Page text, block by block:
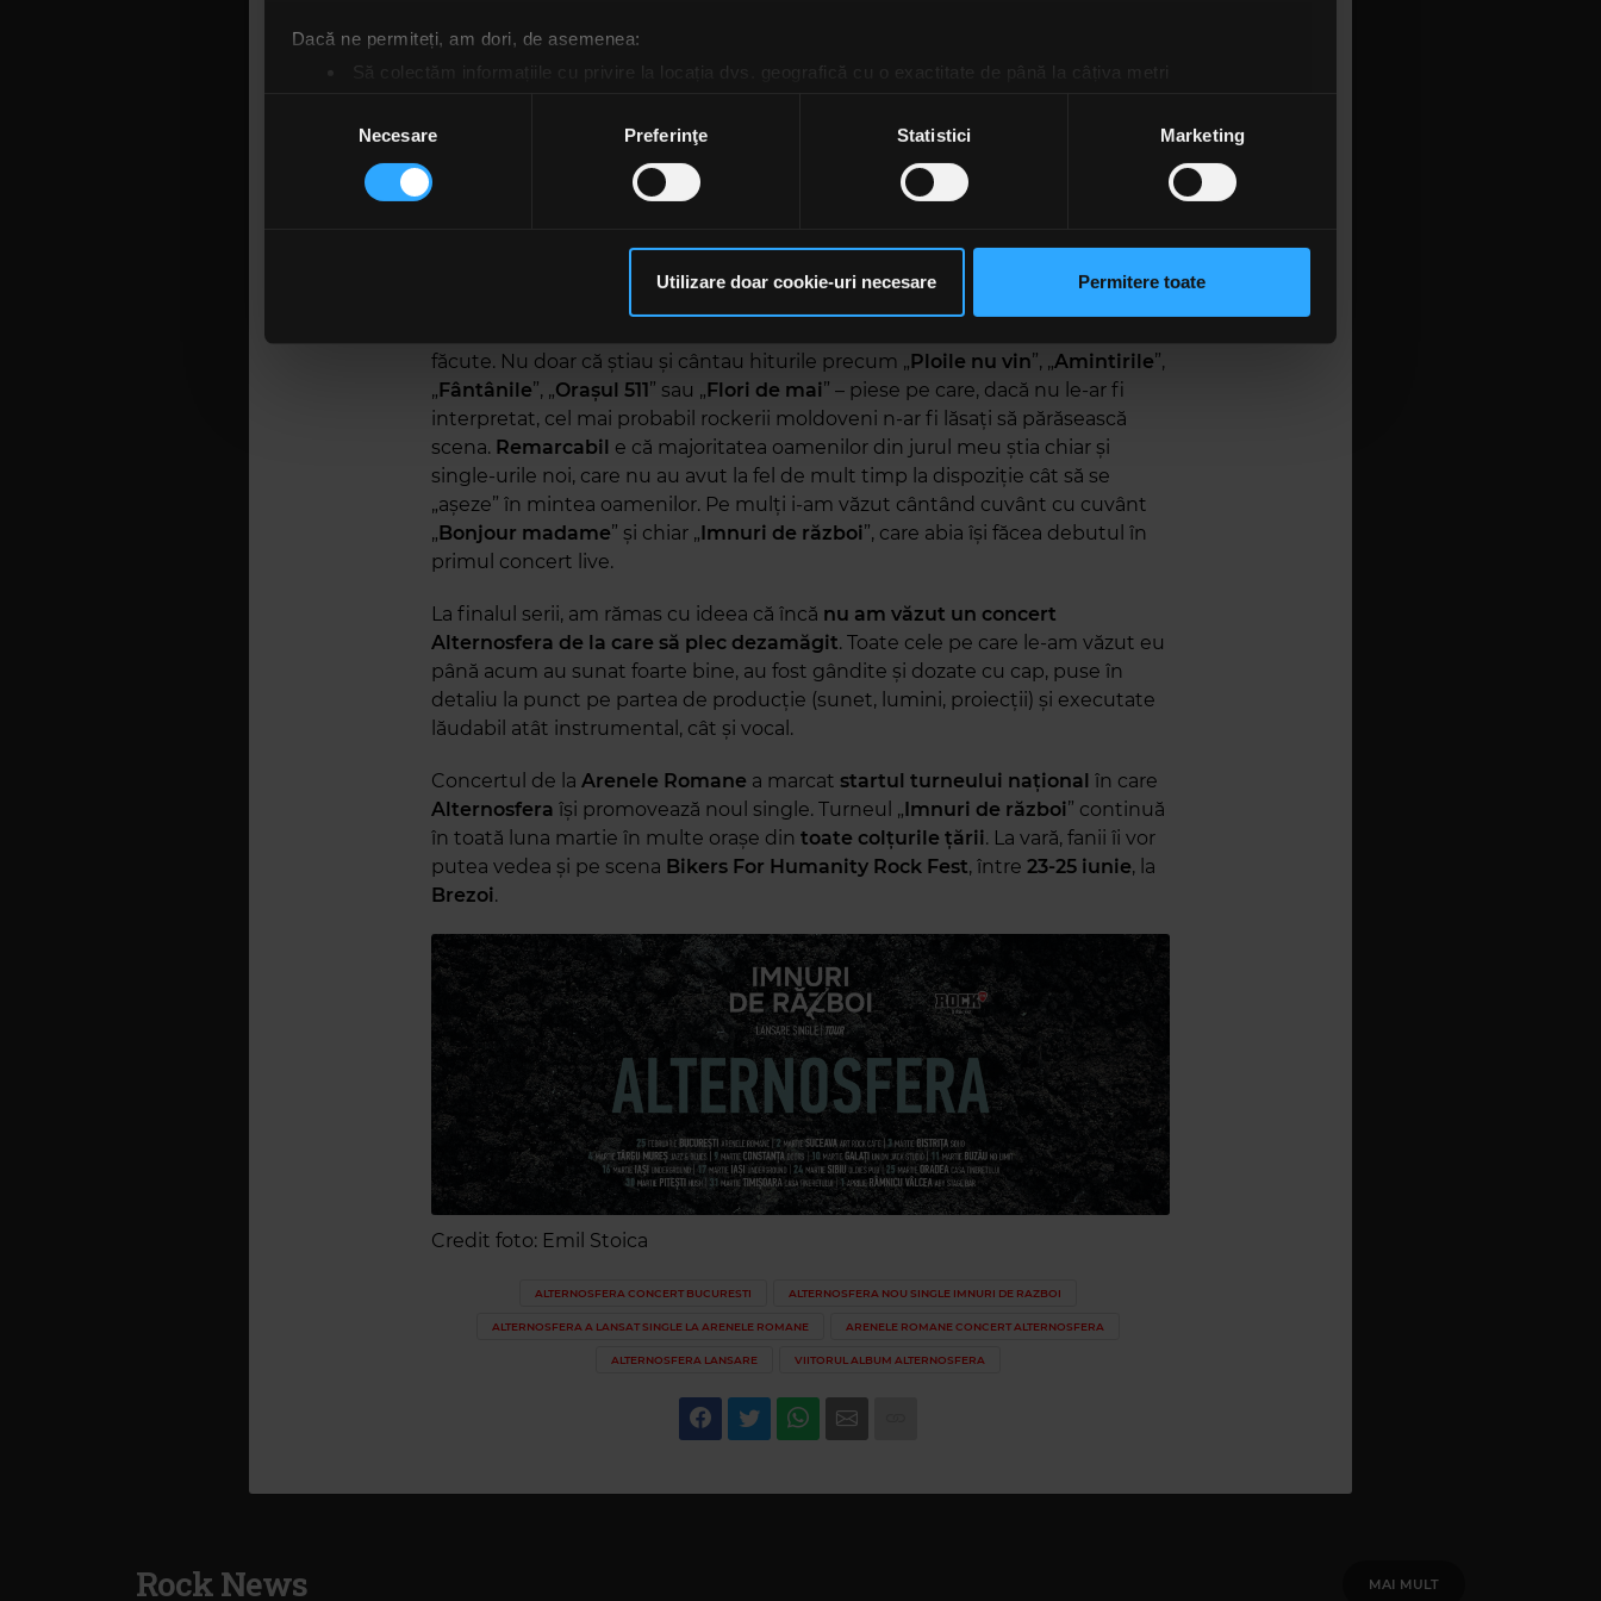
Dacă ne permiteți, am dori, de asemenea:
Să colectăm informațiile cu privire la locația dvs. geografică cu o exactitate de până la câțiva metri
Găsiți mai multe informații despre procesarea datelor dvs. personale și configurați-vă preferințele la
secțiunea cu detalii
Vă puteți modifica sau retrage oricând acordul din Declarația despre modulele cookie.
traficul. De asemenea, le oferim partenerilor de rețele sociale, de publicitate și de analize informații cu privire la modul în
care folosiți site-ul nostru. Aceștia le pot combina cu alte informații oferite de dvs. sau culese în urma folosirii serviciilor
consimțământului
Necesare Preferinţe Statistici Marketing
Utilizare doar cookie-uri necesare Permitere toate
poezie, dacă dăm la o parte muzica. În același timp, e greu să nu remarci
bucățile instrumentale de o frumusețe aparte, cum e finalul baladei
Un alt aspect care m-a surprins la
a fost să văd cât de dedicată e
comunitatea lor de fani. În primul rând, când am ajuns la Arenele Romane,
aproape m-am simțit prost că eram printre singurii care nu purta un tricou
venit Iron Maiden sau Kiss în România și oriunde priveam, erau fani cu
tricourile trupelor respective.
făcute. Nu doar că știau și cântau hiturile precum „Ploile nu vin”, „Amintirile”,
„Fântânile”, „Orașul 511” sau „Flori de mai” – piese pe care, dacă nu le-ar fi
interpretat, cel mai probabil rockerii moldoveni n-ar fi lăsați să părăsească
scena. Remarcabil e că majoritatea oamenilor din jurul meu știa chiar și
single-urile noi, care nu au avut la fel de mult timp la dispoziție cât să se
„așeze” în mintea oamenilor. Pe mulți i-am văzut cântând cuvânt cu cuvânt
„Bonjour madame” și chiar „Imnuri de război”, care abia își făcea debutul în
primul concert live.
La finalul serii, am rămas cu ideea că încă nu am văzut un concert
Alternosfera de la care să plec dezamăgit. Toate cele pe care le-am văzut eu
până acum au sunat foarte bine, au fost gândite și dozate cu cap, puse în
detaliu la punct pe partea de producție (sunet, lumini, proiecții) și executate
lăudabil atât instrumental, cât și vocal.
Concertul de la Arenele Romane a marcat startul turneului național în care
Alternosfera își promovează noul single. Turneul „Imnuri de război” continuă
în toată luna martie în multe orașe din toate colțurile țării. La vară, fanii îi vor
putea vedea și pe scena Bikers For Humanity Rock Fest, între 23-25 iunie, la
Brezoi.
Credit foto: Emil Stoica
ALTERNOSFERA CONCERT BUCURESTI ALTERNOSFERA NOU SINGLE IMNURI DE RAZBOI
ALTERNOSFERA A LANSAT SINGLE LA ARENELE ROMANE ARENELE ROMANE CONCERT ALTERNOSFERA
ALTERNOSFERA LANSARE VIITORUL ALBUM ALTERNOSFERA
Rock News MAI MULT